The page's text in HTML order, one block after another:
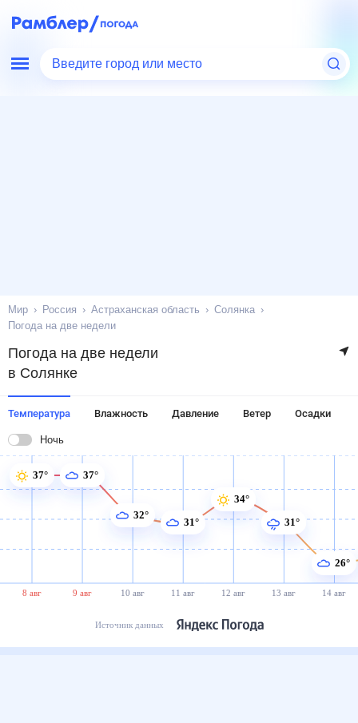
Введите город или место
Мир Россия Астраханская область
Солянка
Погода на две недели
Погода на две недели
в Солянке
Температура Влажность Давление Ветер Осадки
Ночь
8 авг 9 авг 10 авг 11 авг 12 авг 13 авг 14 авг
37° 37°
32° 31°
34°
31°
26°
Источник данных